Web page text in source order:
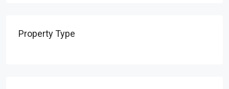
Property Type